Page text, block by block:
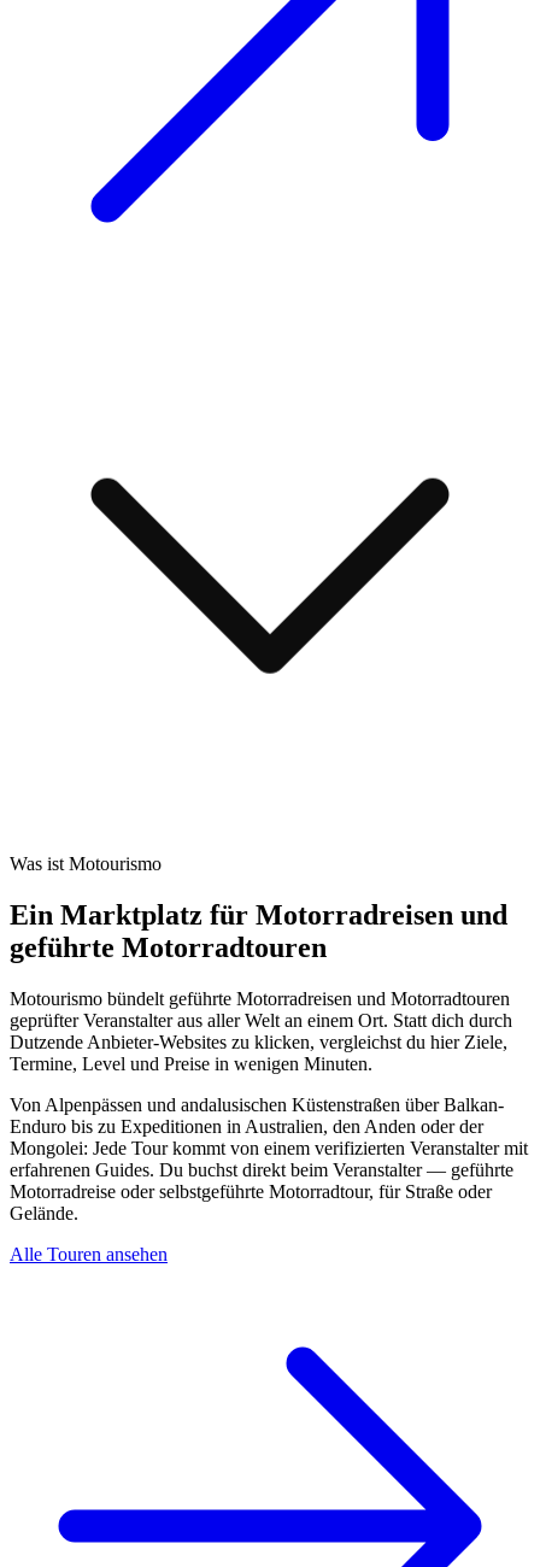
Was ist Motourismo
Ein Marktplatz für Motorradreisen und
geführte Motorradtouren
Motourismo bündelt geführte Motorradreisen und Motorradtouren
geprüfter Veranstalter aus aller Welt an einem Ort. Statt dich durch
Dutzende Anbieter-Websites zu klicken, vergleichst du hier Ziele,
Termine, Level und Preise in wenigen Minuten.
Von Alpenpässen und andalusischen Küstenstraßen über Balkan-
Enduro bis zu Expeditionen in Australien, den Anden oder der
Mongolei: Jede Tour kommt von einem verifizierten Veranstalter mit
erfahrenen Guides. Du buchst direkt beim Veranstalter — geführte
Motorradreise oder selbstgeführte Motorradtour, für Straße oder
Gelände.
Alle Touren ansehen